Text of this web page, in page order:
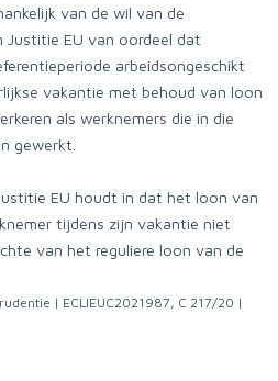
van de wil van de
EU van oordeel dat
arbeidsongeschikt
vakantie met behoud van loon
als werknemers die in die
gewerkt.
EU houdt in dat het loon van
tijdens zijn vakantie niet
van het reguliere loon van de
| ECLIEUC2021987, C 217/20 |